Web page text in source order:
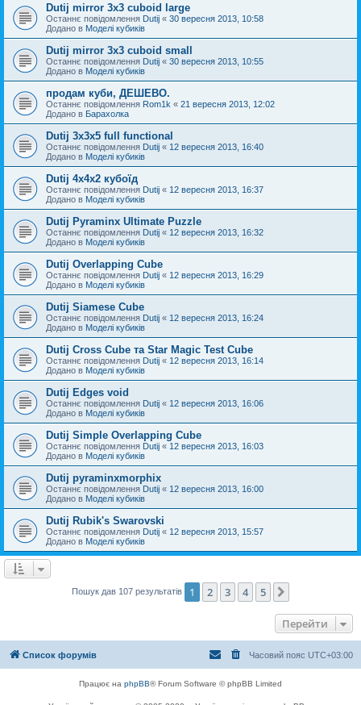
Dutij mirror 3x3 cuboid large
Останнє повідомлення Dutij « 30 вересня 2013, 10:58
Додано в Моделі кубиків
Dutij mirror 3х3 cuboid small
Останнє повідомлення Dutij « 30 вересня 2013, 10:55
Додано в Моделі кубиків
продам куби, ДЕШЕВО.
Останнє повідомлення Rom1k « 21 вересня 2013, 12:02
Додано в Барахолка
Dutij 3х3х5 full functional
Останнє повідомлення Dutij « 12 вересня 2013, 16:40
Додано в Моделі кубиків
Dutij 4х4х2 кубоїд
Останнє повідомлення Dutij « 12 вересня 2013, 16:37
Додано в Моделі кубиків
Dutij Pyraminx Ultimate Puzzle
Останнє повідомлення Dutij « 12 вересня 2013, 16:32
Додано в Моделі кубиків
Dutij Overlapping Cube
Останнє повідомлення Dutij « 12 вересня 2013, 16:29
Додано в Моделі кубиків
Dutij Siamese Cube
Останнє повідомлення Dutij « 12 вересня 2013, 16:24
Додано в Моделі кубиків
Dutij Cross Cube та Star Magic Test Cube
Останнє повідомлення Dutij « 12 вересня 2013, 16:14
Додано в Моделі кубиків
Dutij Edges void
Останнє повідомлення Dutij « 12 вересня 2013, 16:06
Додано в Моделі кубиків
Dutij Simple Overlapping Cube
Останнє повідомлення Dutij « 12 вересня 2013, 16:03
Додано в Моделі кубиків
Dutij pyraminxmorphix
Останнє повідомлення Dutij « 12 вересня 2013, 16:00
Додано в Моделі кубиків
Dutij Rubik's Swarovski
Останнє повідомлення Dutij « 12 вересня 2013, 15:57
Додано в Моделі кубиків
Пошук дав 107 результатів 1 2 3 4 5
Перейти
Список форумів Часовий пояс UTC+03:00
Працює на phpBB® Forum Software © phpBB Limited